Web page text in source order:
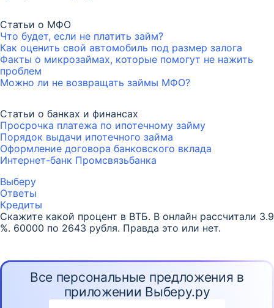
Статьи о МФО
Что будет, если не платить займ?
Как оценить свой автомобиль под размер залога
Факты о микрозаймах, которые помогут не нажить
проблем
Можно ли не возвращать займы МФО?
Статьи о банках и финансах
Просрочка платежа по ипотечному займу
Порядок выдачи ипотечного займа
Оформление договора банковского вклада
Интернет-банк Промсвязьбанка
Выберу
Ответы
Кредиты
Скажите какой процент в ВТБ. В онлайн рассчитали 3.9
%. 60000 по 2643 рубля. Правда это или нет.
Все персональные предложения в
приложении Выберу.ру